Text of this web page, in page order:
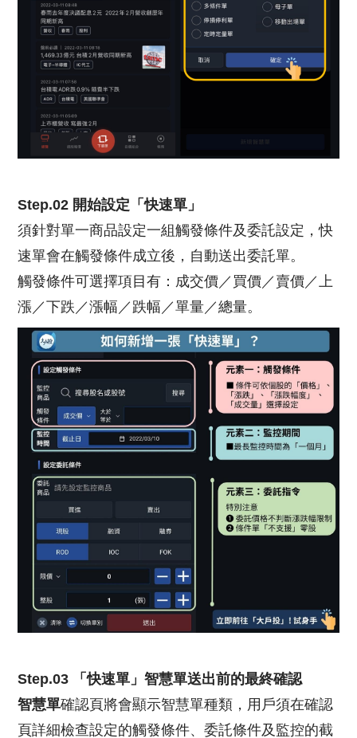
Step.02 開始設定「快速單」
須針對單一商品設定一組觸發條件及委託設定，快
速單會在觸發條件成立後，自動送出委託單。
觸發條件可選擇項目有：成交價／買價／賣價／上
漲／下跌／漲幅／跌幅／單量／總量。
Step.03 「快速單」智慧單送出前的最終確認
智慧單確認頁將會顯示智慧單種類，用戶須在確認
頁詳細檢查設定的觸發條件、委託條件及監控的截